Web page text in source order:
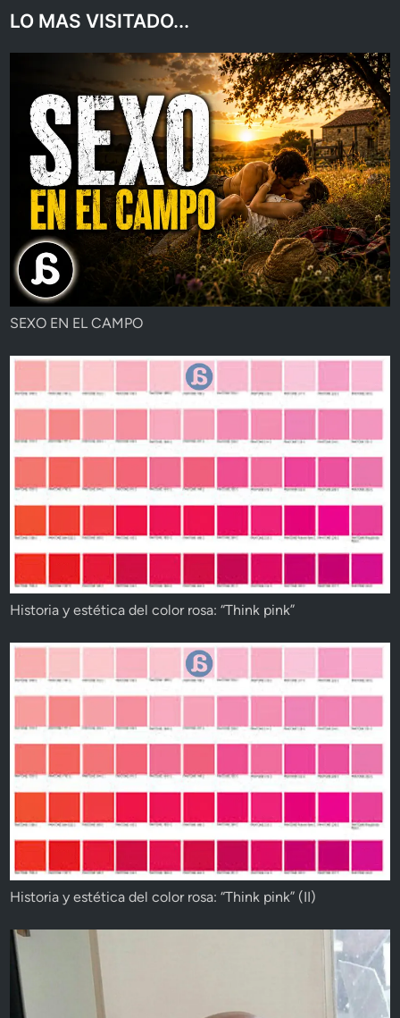
LO MAS VISITADO...
SEXO EN EL CAMPO
Historia y estética del color rosa: “Think pink”
Historia y estética del color rosa: “Think pink” (II)